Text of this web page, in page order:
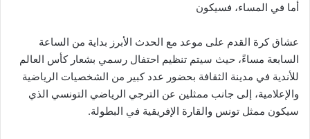
أما في المساء، فسيكون
عشاق كرة القدم على موعد مع الحدث الأبرز بداية من الساعة
السابعة مساءً، حيث سيتم تنظيم احتفال رسمي بشعار كأس العالم
للأندية في مدينة الثقافة بحضور عدد كبير من الشخصيات الرياضية
والإعلامية، إلى جانب ممثلين عن الترجي الرياضي التونسي الذي
سيكون ممثل تونس والقارة الإفريقية في البطولة.